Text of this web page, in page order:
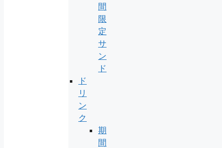
間
限
定
サ
ン
ド
ド
リ
ン
ク
期
間